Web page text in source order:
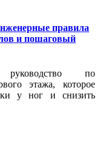
правила
и пошаговый
руководство по
этажа, которое
у ног и снизить